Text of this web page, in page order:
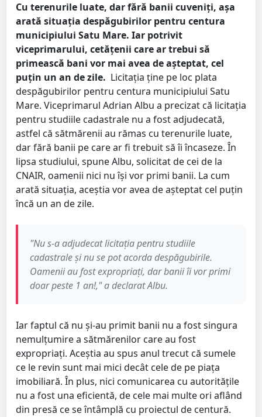
Cu terenurile luate, dar fără banii cuveniți, așa
arată situația despăgubirilor pentru centura
municipiului Satu Mare. Iar potrivit
viceprimarului, cetățenii care ar trebui să
primească bani vor mai avea de așteptat, cel
puțin un an de zile. Licitația ține pe loc plata
despăgubirilor pentru centura municipiului Satu
Mare. Viceprimarul Adrian Albu a precizat că licitația
pentru studiile cadastrale nu a fost adjudecată,
astfel că sătmărenii au rămas cu terenurile luate,
dar fără banii pe care ar fi trebuit să îi încaseze. În
lipsa studiului, spune Albu, solicitat de cei de la
CNAIR, oamenii nici nu își vor primi banii. La cum
arată situația, aceștia vor avea de așteptat cel puțin
încă un an de zile.
"Nu s-a adjudecat licitația pentru studiile
cadastrale și nu se pot acorda despăgubirile.
Oamenii au fost expropriați, dar banii îi vor primi
doar peste 1 an!," a declarat Albu.
Iar faptul că nu și-au primit banii nu a fost singura
nemulțumire a sătmărenilor care au fost
expropriați. Aceștia au spus anul trecut că sumele
ce le revin sunt mai mici decât cele de pe piața
imobiliară. În plus, nici comunicarea cu autoritățile
nu a fost una eficientă, de cele mai multe ori aflând
din presă ce se întâmplă cu proiectul de centură.